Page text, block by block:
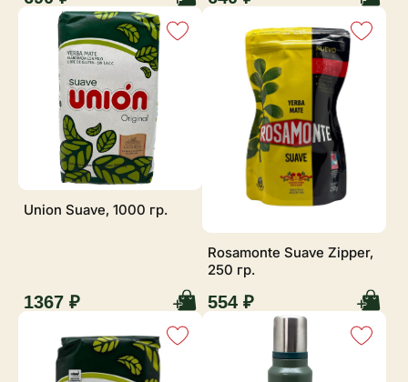
Union Suave, 1000 гр.
1367 ₽
Rosamonte Suave Zipper,
250 гр.
554 ₽